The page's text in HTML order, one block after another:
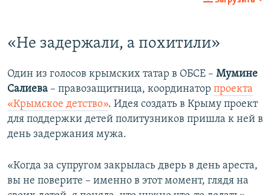
«Не задержали, а похитили»
Один из голосов крымских татар в ОБСЕ – Мумине
Салиева – правозащитница, координатор проекта
«Крымское детство». Идея создать в Крыму проект
для поддержки детей политузников пришла к ней в
день задержания мужа.
«Когда за супругом закрылась дверь в день ареста,
вы не поверите – именно в этот момент, глядя на